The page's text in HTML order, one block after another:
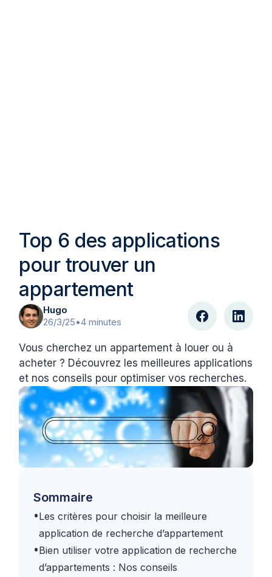
Top 6 des applications
pour trouver un
appartement
Hugo
26/3/25•4 minutes
Vous cherchez un appartement à louer ou à
acheter ? Découvrez les meilleures applications
et nos conseils pour optimiser vos recherches.
Sommaire
•Les critères pour choisir la meilleure
application de recherche d’appartement
•Bien utiliser votre application de recherche
d’appartements : Nos conseils